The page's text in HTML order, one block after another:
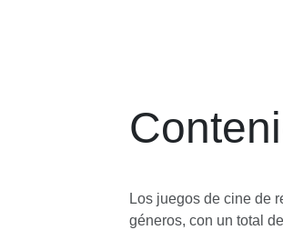
Los juegos de cine de
géneros, con un total de